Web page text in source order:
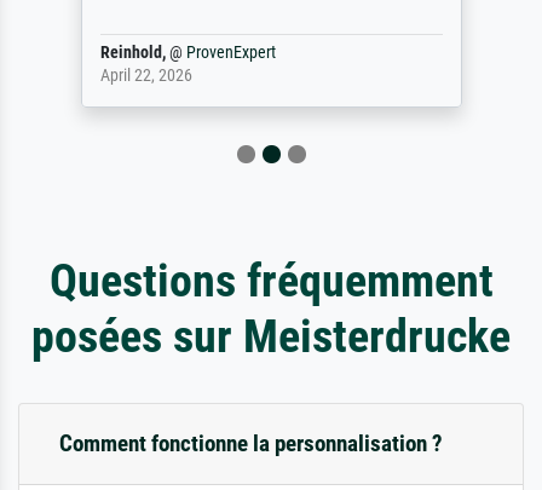
Reinhold,@ ProvenExpert
April 22, 2026
Questions fréquemment
posées sur Meisterdrucke
Comment fonctionne la personnalisation ?